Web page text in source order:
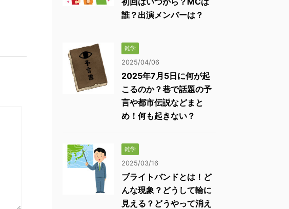
誰？出演メンバーは？
雑学
2025/04/06
2025年7月5日に何が起
こるのか？巷で話題の予
言や都市伝説などまと
め！何も起きない？
雑学
2025/03/16
ブライトバンドとは！ど
んな現象？どうして輪に
見える？どうやって消え